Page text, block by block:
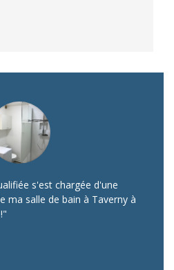
s'est chargée d'une
ma salle de bain à Taverny à